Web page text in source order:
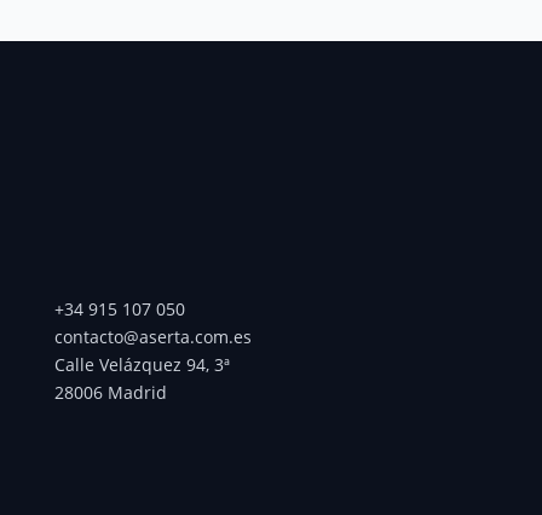
+34 915 107 050
contacto@aserta.com.es
Calle Velázquez 94, 3ª
28006 Madrid